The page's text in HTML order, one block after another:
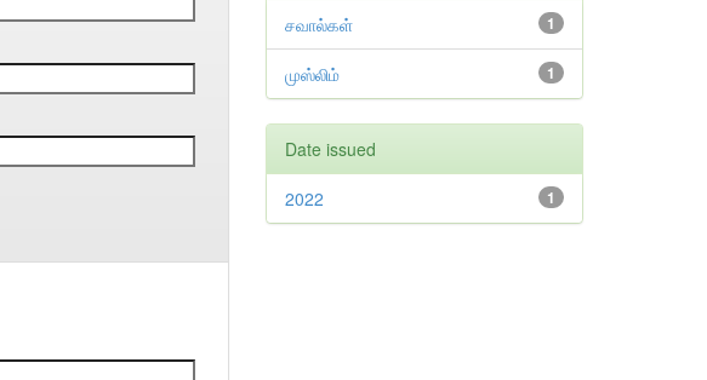
1
சவால்கள்
1
முஸ்லிம்
Date issued
1
2022